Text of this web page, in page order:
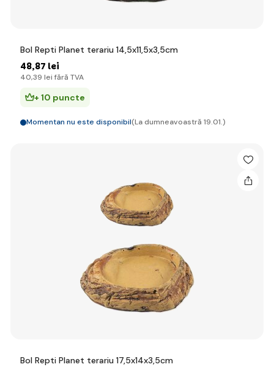
Bol Repti Planet terariu 14,5x11,5x3,5cm
48,87 lei
40,39 lei fără TVA
+ 10 puncte
Momentan nu este disponibil(La dumneavoastră 19.01.)
Bol Repti Planet terariu 17,5x14x3,5cm